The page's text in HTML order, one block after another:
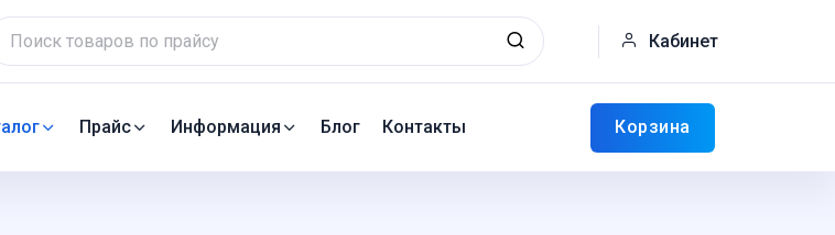
Кабинет
Прайс Информация Блог Контакты Корзина